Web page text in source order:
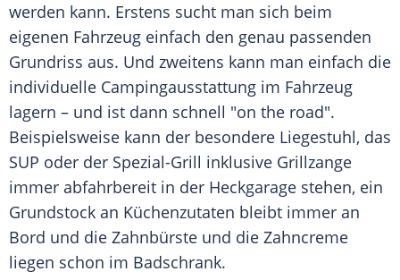
werden kann. Erstens sucht man sich beim
eigenen Fahrzeug einfach den genau passenden
Grundriss aus. Und zweitens kann man einfach die
individuelle Campingausstattung im Fahrzeug
lagern – und ist dann schnell "on the road".
Beispielsweise kann der besondere Liegestuhl, das
SUP oder der Spezial-Grill inklusive Grillzange
immer abfahrbereit in der Heckgarage stehen, ein
Grundstock an Küchenzutaten bleibt immer an
Bord und die Zahnbürste und die Zahncreme
liegen schon im Badschrank.